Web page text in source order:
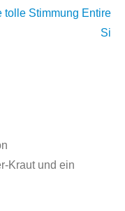
tolle Stimmung Entire
Si
Kraut und ein